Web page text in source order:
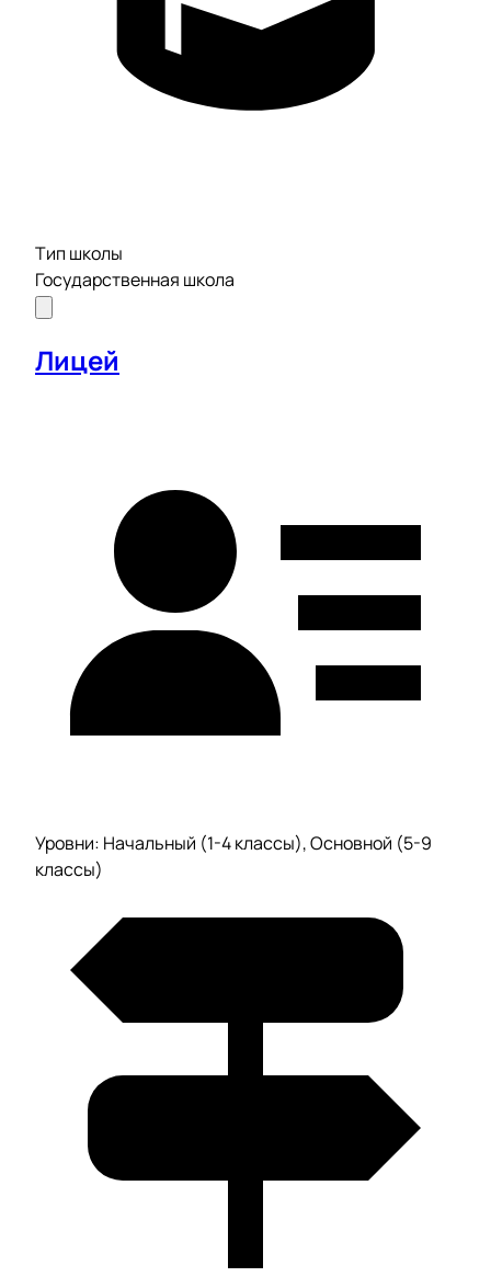
Тип школы
Государственная школа
Лицей
Уровни: Начальный (1-4 классы), Основной (5-9
классы)